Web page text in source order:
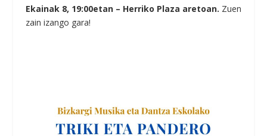
Ekainak 8, 19:00etan – Herriko Plaza aretoan. Zuen
zain izango gara!